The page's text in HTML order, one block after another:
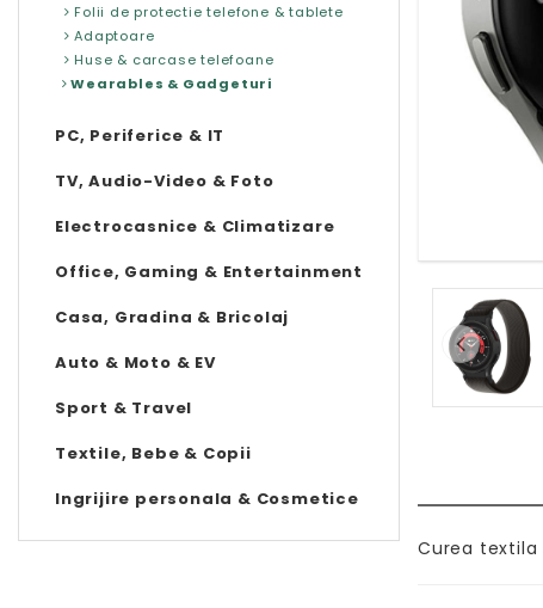
Curea textila
Folii de protectie telefone & tablete
Adaptoare
Huse & carcase telefoane
Wearables & Gadgeturi
PC, Periferice & IT
TV, Audio-Video & Foto
Electrocasnice & Climatizare
Office, Gaming & Entertainment
Casa, Gradina & Bricolaj
Auto & Moto & EV
Sport & Travel
Textile, Bebe & Copii
Ingrijire personala & Cosmetice